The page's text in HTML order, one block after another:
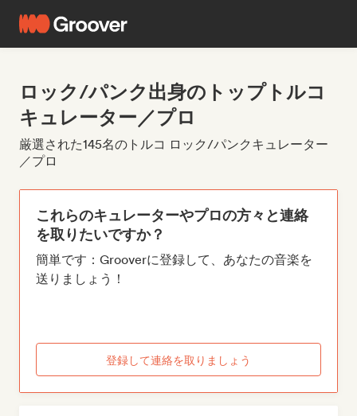
ロック/パンク出身のトップトルコ
キュレーター／プロ
厳選された145名のトルコ ロック/パンクキュレーター
／プロ
これらのキュレーターやプロの方々と連絡
を取りたいですか？
簡単です：Grooverに登録して、あなたの音楽を
送りましょう！
登録して連絡を取りましょう